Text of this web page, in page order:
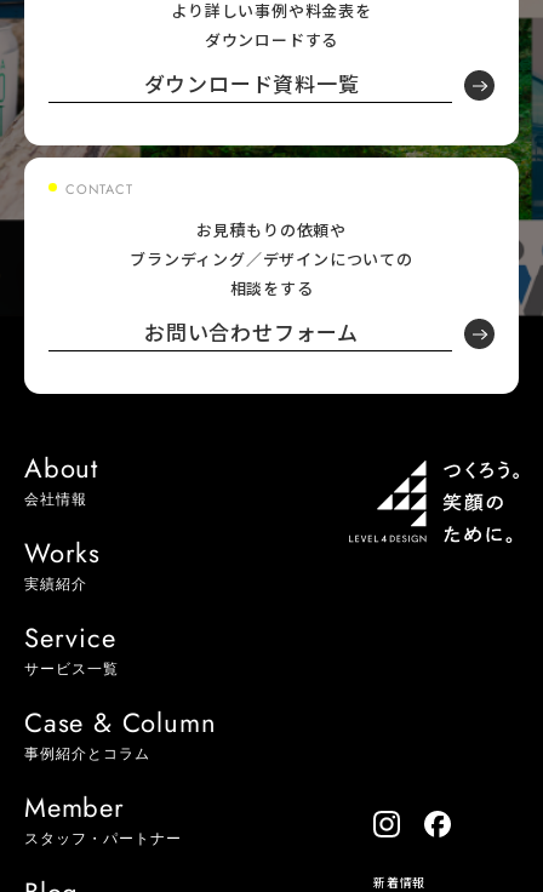
より詳しい事例や料金表を
ダウンロードする
ダウンロード資料一覧
CONTACT
お見積もりの依頼や
ブランディング／デザインについての
相談をする
お問い合わせフォーム
About
会社情報
Works
実績紹介
Service
サービス一覧
Case & Column
事例紹介とコラム
Member
スタッフ・パートナー
新着情報